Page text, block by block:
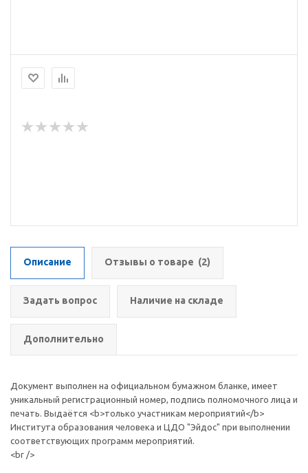
Описание Отзывы о товаре (2)
Задать вопрос Наличие на складе
Дополнительно
Документ выполнен на официальном бумажном бланке, имеет
уникальный регистрационный номер, подпись полномочного лица и
печать. Выдаётся <b>только участникам мероприятий</b>
Института образования человека и ЦДО "Эйдос" при выполнении
соответствующих программ мероприятий.
<br />